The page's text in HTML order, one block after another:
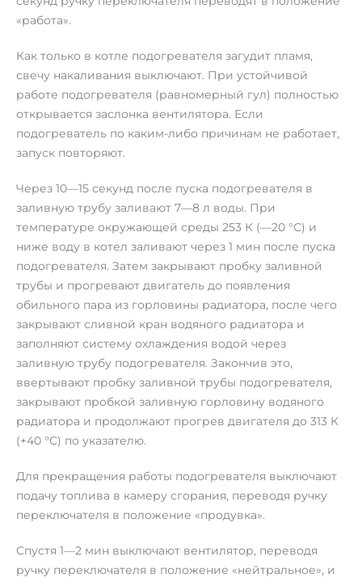
«работа».
Как только в котле подогревателя загудит пламя,
свечу накаливания выключают. При устойчивой
работе подогревателя (равномерный гул) полностью
открывается заслонка вентилятора. Если
подогреватель по каким-либо причинам не работает,
запуск повторяют.
Через 10—15 секунд после пуска подогревателя в
заливную трубу заливают 7—8 л воды. При
температуре окружающей среды 253 К (—20 °С) и
ниже воду в котел заливают через 1 мин после пуска
подогревателя. Затем закрывают пробку заливной
трубы и прогревают двигатель до появления
обильного пара из горловины радиатора, после чего
закрывают сливной кран водяного радиатора и
заполняют систему охлаждения водой через
заливную трубу подогревателя. Закончив это,
ввертывают пробку заливной трубы подогревателя,
закрывают пробкой заливную горловину водяного
радиатора и продолжают прогрев двигателя до 313 К
(+40 °С) по указателю.
Для прекращения работы подогревателя выключают
подачу топлива в камеру сгорания, переводя ручку
переключателя в положение «продувка».
Спустя 1—2 мин выключают вентилятор, переводя
ручку переключателя в положение «нейтральное», и